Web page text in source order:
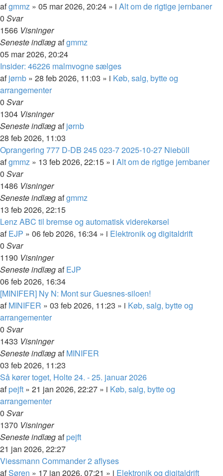
afgmmz » 05 mar 2026, 20:24 » i Alt om de rigtige jernbaner
0 Svar
1566 Visninger
Seneste indlægafgmmz
05 mar 2026, 20:24
Insider: 46226 malmvogne sælges
afjørnb » 28 feb 2026, 11:03 » i Køb, salg, bytte og
arrangementer
0 Svar
1304 Visninger
Seneste indlægafjørnb
28 feb 2026, 11:03
Oprangering 777 D-DB 245 023-7 2025-10-27 Niebüll
afgmmz » 13 feb 2026, 22:15 » i Alt om de rigtige jernbaner
0 Svar
1486 Visninger
Seneste indlægafgmmz
13 feb 2026, 22:15
Lenz ABC til bremse og automatisk viderekørsel
afEJP » 06 feb 2026, 16:34 » i Elektronik og digitaldrift
0 Svar
1190 Visninger
Seneste indlægafEJP
06 feb 2026, 16:34
[MINIFER] Ny N: Mont sur Guesnes-siloen!
afMINIFER » 03 feb 2026, 11:23 » i Køb, salg, bytte og
arrangementer
0 Svar
1433 Visninger
Seneste indlægafMINIFER
03 feb 2026, 11:23
Så kører toget, Holte 24. - 25. januar 2026
afpejft » 21 jan 2026, 22:27 » i Køb, salg, bytte og
arrangementer
0 Svar
1370 Visninger
Seneste indlægafpejft
21 jan 2026, 22:27
Viessmann Commander 2 aflyses
afSøren » 17 jan 2026, 07:21 » i Elektronik og digitaldrift